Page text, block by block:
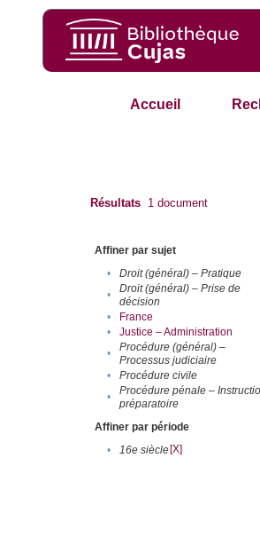
Accueil
Résultats 1 document
Affiner par sujet
•
Droit (général) – Pratique
•
Droit (général) – Prise de
décision
• France
•
Justice – Administration
•
Procédure (général) –
Processus judiciaire
• Procédure civile
•
Procédure pénale –
préparatoire
Affiner par période
•
16e siècle[X]